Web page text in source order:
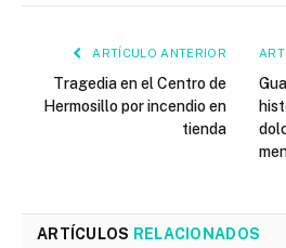
ARTÍCULO ANTERIOR
Tragedia en el Centro de
Hermosillo por incendio en
tienda
ARTÍCULOS RELACIONADOS